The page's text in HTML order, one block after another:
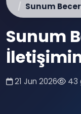
Sunum
Sunum
21 Jun 2026 43